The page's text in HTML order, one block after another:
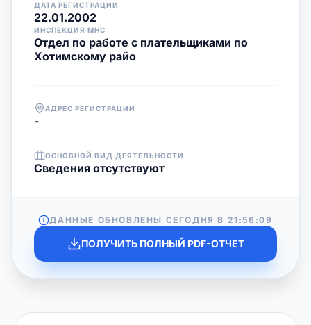
ДАТА РЕГИСТРАЦИИ
22.01.2002
ИНСПЕКЦИЯ МНС
Отдел по работе с плательщиками по
Хотимскому райо
АДРЕС РЕГИСТРАЦИИ
-
ОСНОВНОЙ ВИД ДЕЯТЕЛЬНОСТИ
Cведения отсутствуют
ДАННЫЕ ОБНОВЛЕНЫ СЕГОДНЯ В 21:56:09
ПОЛУЧИТЬ ПОЛНЫЙ PDF-ОТЧЕТ